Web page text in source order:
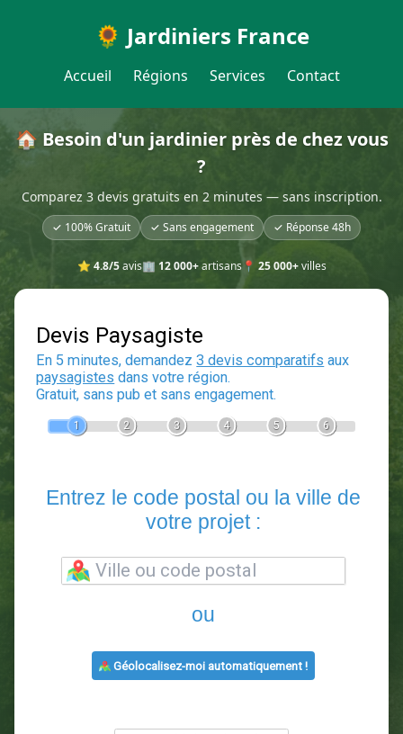
🌻 Jardiniers France
Accueil Régions Services Contact
🏠 Besoin d'un jardinier près de chez vous
?
Comparez 3 devis gratuits en 2 minutes — sans inscription.
✓ 100% Gratuit ✓ Sans engagement ✓ Réponse 48h
⭐ 4.8/5avis🏢 12 000+artisans📍 25 000+villes
Devis Paysagiste
En 5 minutes, demandez3 devis comparatifs
2 3
Entrez le code postal ou la